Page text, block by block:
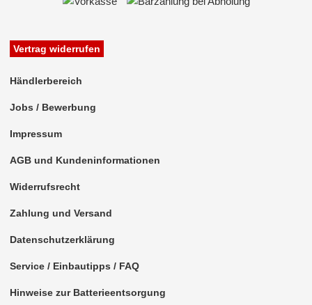
Vertrag widerrufen
Händlerbereich
Jobs / Bewerbung
Impressum
AGB und Kundeninformationen
Widerrufsrecht
Zahlung und Versand
Datenschutzerklärung
Service / Einbautipps / FAQ
Hinweise zur Batterieentsorgung